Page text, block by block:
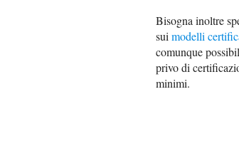
Bisogna inoltre
suimodelli
comunque
privo di
minimi.